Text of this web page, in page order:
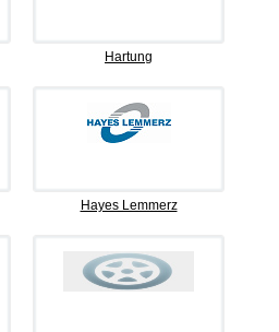
Hartung
Hayes Lemmerz